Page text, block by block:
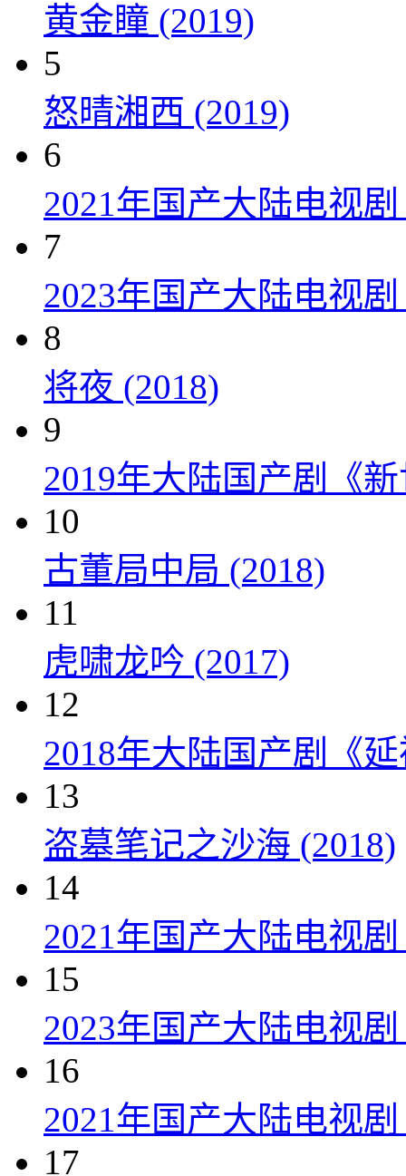
黄金瞳 (2019)
5
怒晴湘西 (2019)
6
2021年国产大陆电视
7
2023年国产大陆电视
8
将夜 (2018)
9
2019年大陆国产剧《
10
古董局中局 (2018)
11
虎啸龙吟 (2017)
12
2018年大陆国产剧《
13
盗墓笔记之沙海 (2018)
14
2021年国产大陆电视
15
2023年国产大陆电视
16
2021年国产大陆电视
17